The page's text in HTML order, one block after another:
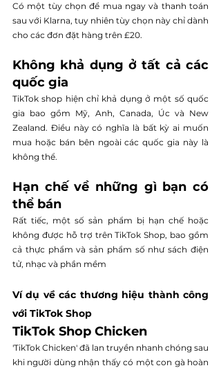
Có một tùy chọn để mua ngay và thanh toán
sau với Klarna, tuy nhiên tùy chọn này chỉ dành
cho các đơn đặt hàng trên £20.
Không khả dụng ở tất cả các
quốc gia
TikTok shop hiện chỉ khả dụng ở một số quốc
gia bao gồm Mỹ, Anh, Canada, Úc và New
Zealand. Điều này có nghĩa là bất kỳ ai muốn
mua hoặc bán bên ngoài các quốc gia này là
không thể.
Hạn chế về những gì bạn có
thể bán
Rất tiếc, một số sản phẩm bị hạn chế hoặc
không được hỗ trợ trên TikTok Shop, bao gồm
cả thực phẩm và sản phẩm số như sách điện
tử, nhạc và phần mềm
Ví dụ về các thương hiệu thành công
với TikTok Shop
TikTok Shop Chicken
'TikTok Chicken' đã lan truyền nhanh chóng sau
khi người dùng nhận thấy có một con gà hoàn